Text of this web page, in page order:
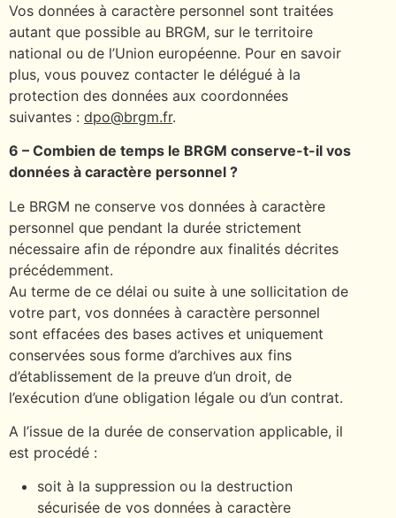
Vos données à caractère personnel sont traitées
autant que possible au BRGM, sur le territoire
national ou de l’Union européenne. Pour en savoir
plus, vous pouvez contacter le délégué à la
protection des données aux coordonnées
suivantes : dpo@brgm.fr.
6 – Combien de temps le BRGM conserve-t-il vos
données à caractère personnel ?
Le BRGM ne conserve vos données à caractère
personnel que pendant la durée strictement
nécessaire afin de répondre aux finalités décrites
précédemment.
Au terme de ce délai ou suite à une sollicitation de
votre part, vos données à caractère personnel
sont effacées des bases actives et uniquement
conservées sous forme d’archives aux fins
d’établissement de la preuve d’un droit, de
l’exécution d’une obligation légale ou d’un contrat.
A l’issue de la durée de conservation applicable, il
est procédé :
soit à la suppression ou la destruction
sécurisée de vos données à caractère